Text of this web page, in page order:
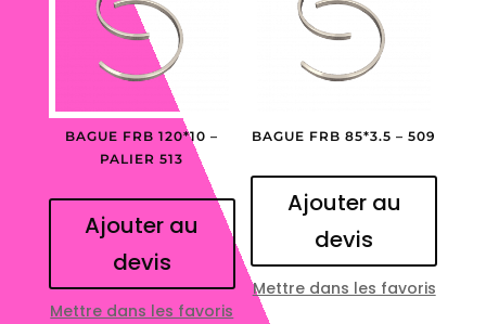
BAGUE FRB 120*10 –
PALIER 513
Ajouter au
devis
Mettre dans les favoris
BAGUE FRB 85*3.5 – 509
Ajouter au
devis
Mettre dans les favoris